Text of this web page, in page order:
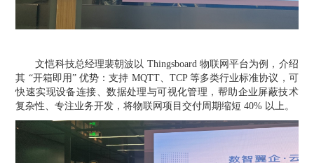
文恺科技总经理裴朝波以 Thingsboard 物联网平台为例，介绍
其 “开箱即用” 优势：支持 MQTT、TCP 等多类行业标准协议，可
快速实现设备连接、数据处理与可视化管理，帮助企业屏蔽技术
复杂性、专注业务开发，将物联网项目交付周期缩短 40% 以上。